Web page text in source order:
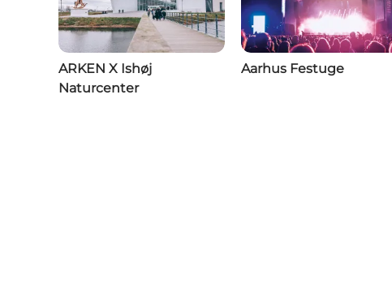
ARKEN X Ishøj
Naturcenter
Aarhus Festuge